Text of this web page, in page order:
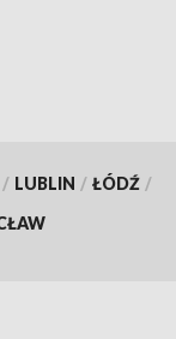
/ LUBLIN / ŁÓDŹ /